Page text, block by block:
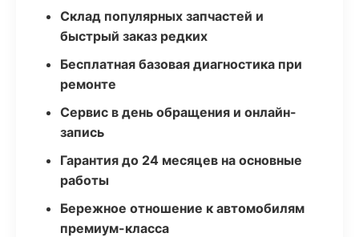
Склад популярных запчастей и
быстрый заказ редких
Бесплатная базовая диагностика при
ремонте
Сервис в день обращения и онлайн-
запись
Гарантия до 24 месяцев на основные
работы
Бережное отношение к автомобилям
премиум-класса